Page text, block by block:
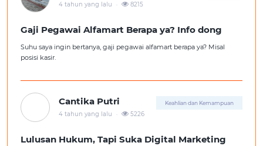
4 tahun yang lalu 8215
Gaji Pegawai Alfamart Berapa ya? Info dong
Suhu saya ingin bertanya, gaji pegawai alfamart berapa ya? Misal
posisi kasir.
Cantika Putri Keahlian dan Kemampuan
4 tahun yang lalu 5226
Lulusan Hukum, Tapi Suka Digital Marketing